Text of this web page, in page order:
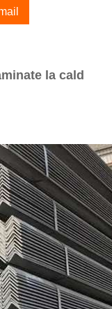
la cald